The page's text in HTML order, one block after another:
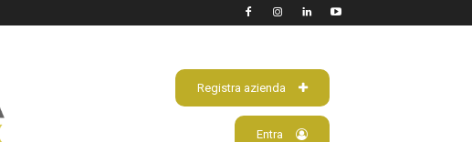
Registra azienda
Entra